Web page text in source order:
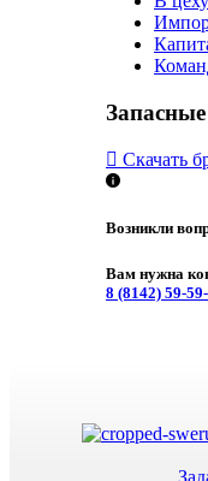
Скачать
Возникли
Вам нужна
8 (8142) 59-